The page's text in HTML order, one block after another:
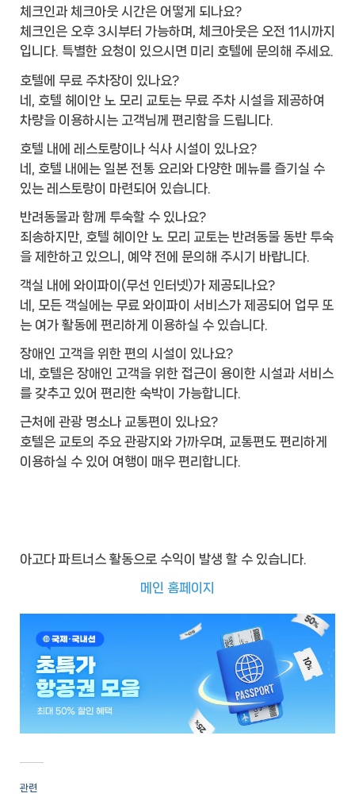
체크인과 체크아웃 시간은 어떻게 되나요?
체크인은 오후 3시부터 가능하며, 체크아웃은 오전 11시까지
입니다. 특별한 요청이 있으시면 미리 호텔에 문의해 주세요.
호텔에 무료 주차장이 있나요?
네, 호텔 헤이안 노 모리 교토는 무료 주차 시설을 제공하여
차량을 이용하시는 고객님께 편리함을 드립니다.
호텔 내에 레스토랑이나 식사 시설이 있나요?
네, 호텔 내에는 일본 전통 요리와 다양한 메뉴를 즐기실 수
있는 레스토랑이 마련되어 있습니다.
반려동물과 함께 투숙할 수 있나요?
죄송하지만, 호텔 헤이안 노 모리 교토는 반려동물 동반 투숙
을 제한하고 있으니, 예약 전에 문의해 주시기 바랍니다.
객실 내에 와이파이(무선 인터넷)가 제공되나요?
네, 모든 객실에는 무료 와이파이 서비스가 제공되어 업무 또
는 여가 활동에 편리하게 이용하실 수 있습니다.
장애인 고객을 위한 편의 시설이 있나요?
네, 호텔은 장애인 고객을 위한 접근이 용이한 시설과 서비스
를 갖추고 있어 편리한 숙박이 가능합니다.
근처에 관광 명소나 교통편이 있나요?
호텔은 교토의 주요 관광지와 가까우며, 교통편도 편리하게
이용하실 수 있어 여행이 매우 편리합니다.
아고다 파트너스 활동으로 수익이 발생 할 수 있습니다.
메인 홈페이지
관련